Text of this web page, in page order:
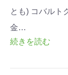
とも) コバ
金…
続きを読む